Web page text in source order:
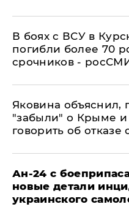
В боях с ВСУ в
погибли более 70
срочников -
Яковина объяснил,
"забыли" о Крыме и
говорить об отказе
Ан-24 с
новые детали
украинского